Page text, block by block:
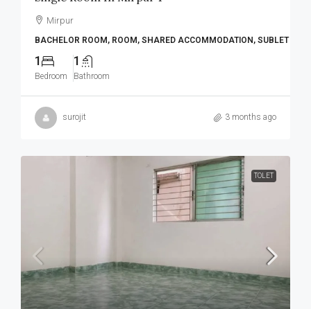
Mirpur
BACHELOR ROOM, ROOM, SHARED ACCOMMODATION, SUBLET
1
Bedroom
1
Bathroom
surojit 3 months ago
TOLET